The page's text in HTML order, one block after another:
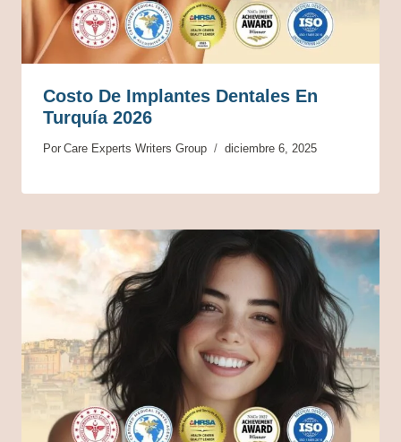
Costo De Implantes Dentales En
Turquía 2026
Por Care Experts Writers Group diciembre 6, 2025